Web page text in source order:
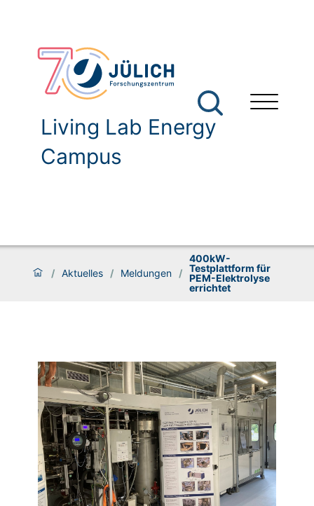
Living Lab Energy
Campus
/ Aktuelles / Meldungen /
400kW-
Testplattform für
PEM-Elektrolyse
errichtet